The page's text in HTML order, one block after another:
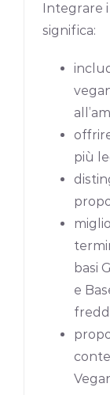
Integrare
significa:
più
basi
e